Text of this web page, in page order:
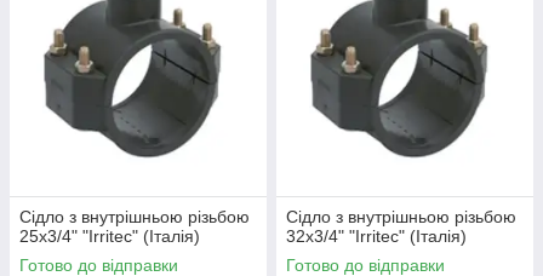
Сідло з внутрішньою різьбою
25х3/4" "Irritec" (Італія)
Готово до відправки
Сідло з внутрішньою різьбою
32x3/4" "Irritec" (Італія)
Готово до відправки